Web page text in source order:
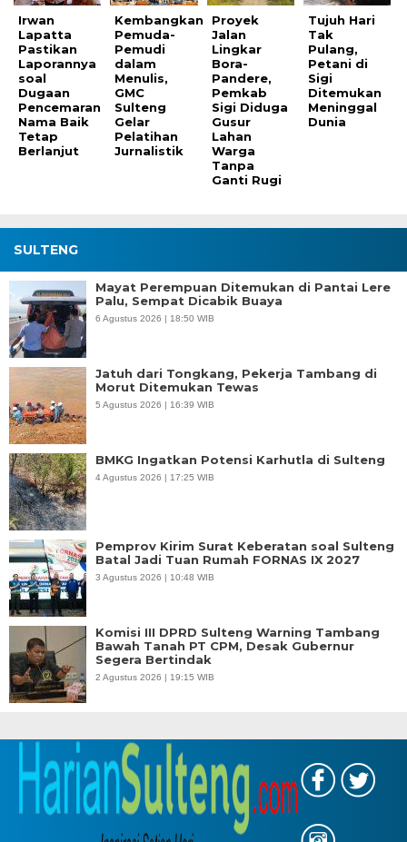
Irwan
Lapatta
Pastikan
Laporannya
soal
Dugaan
Pencemaran
Nama Baik
Tetap
Berlanjut
Kembangkan
Pemuda-
Pemudi
dalam
Menulis,
GMC
Sulteng
Gelar
Pelatihan
Jurnalistik
Proyek
Jalan
Lingkar
Bora-
Pandere,
Pemkab
Sigi Diduga
Gusur
Lahan
Warga
Tanpa
Ganti Rugi
Tujuh Hari
Tak
Pulang,
Petani di
Sigi
Ditemukan
Meninggal
Dunia
SULTENG
Mayat Perempuan Ditemukan di Pantai Lere
Palu, Sempat Dicabik Buaya
6 Agustus 2026 | 18:50 WIB
Jatuh dari Tongkang, Pekerja Tambang di
Morut Ditemukan Tewas
5 Agustus 2026 | 16:39 WIB
BMKG Ingatkan Potensi Karhutla di Sulteng
4 Agustus 2026 | 17:25 WIB
Pemprov Kirim Surat Keberatan soal Sulteng
Batal Jadi Tuan Rumah FORNAS IX 2027
3 Agustus 2026 | 10:48 WIB
Komisi III DPRD Sulteng Warning Tambang
Bawah Tanah PT CPM, Desak Gubernur
Segera Bertindak
2 Agustus 2026 | 19:15 WIB